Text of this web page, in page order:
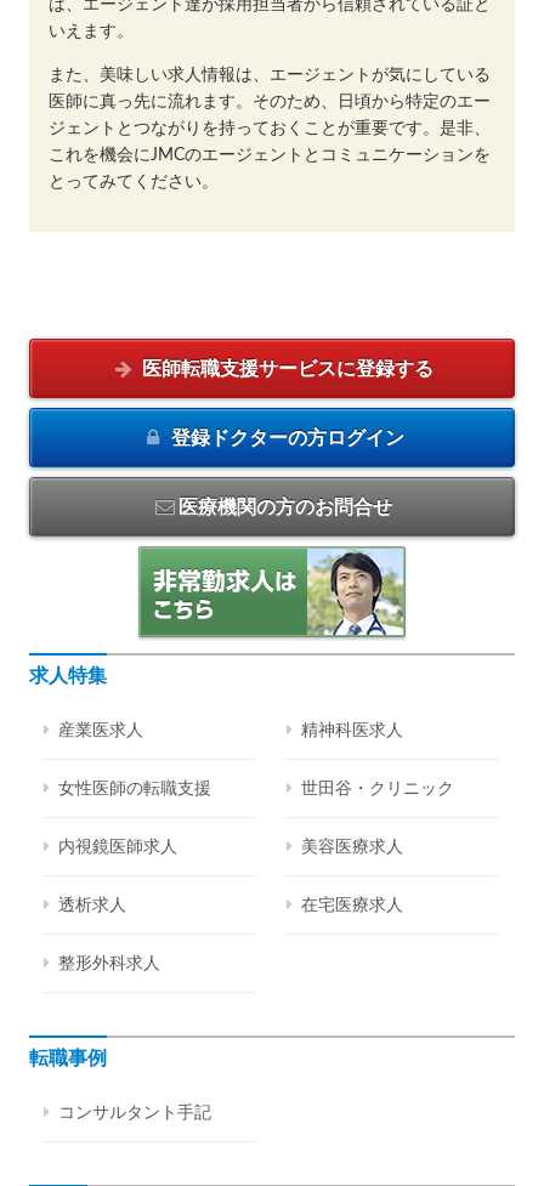
は、エージェント達が採用担当者から信頼されている証と
いえます。
また、美味しい求人情報は、エージェントが気にしている
医師に真っ先に流れます。そのため、日頃から特定のエー
ジェントとつながりを持っておくことが重要です。是非、
これを機会にJMCのエージェントとコミュニケーションを
とってみてください。
医師転職支援サービスに登録する
登録ドクターの方ログイン
医療機関の方のお問合せ
求人特集
産業医求人 精神科医求人
女性医師の転職支援 世田谷・クリニック
内視鏡医師求人 美容医療求人
透析求人 在宅医療求人
整形外科求人
転職事例
コンサルタント手記